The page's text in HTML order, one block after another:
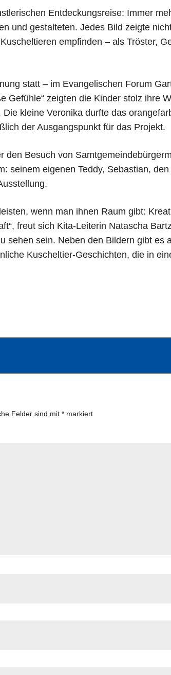
Entdeckungsreise: Immer
und gestalteten. Jedes Bild zeigte
empfinden – als Tröster,
statt – im Evangelischen Forum
Gefühle“ zeigten die Kinder stolz ihre
kleine Veronika durfte das
der Ausgangspunkt für das Projekt.
den Besuch von
seinem eigenen Teddy, Sebastian,
wenn man ihnen Raum gibt:
freut sich Kita-Leiterin Natascha
sehen sein. Neben den Bildern gibt es
Kuscheltier-Geschichten, die in
Felder sind mit* markiert